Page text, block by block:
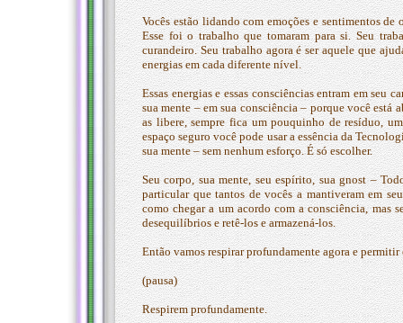
Vocês estão lidando com emoções e sentimentos
Esse foi o trabalho que tomaram para si. Seu
curandeiro. Seu trabalho agora é ser aquele que
energias em cada diferente nível.
Essas energias e essas consciências entram em seu
sua mente – em sua consciência – porque você está
as libere, sempre fica um pouquinho de resíduo,
espaço seguro você pode usar a essência da
sua mente – sem nenhum esforço. É só escolher.
Seu corpo, sua mente, seu espírito, sua gnost –
particular que tantos de vocês a mantiveram em
como chegar a um acordo com a consciência, mas
desequilíbrios e retê-los e armazená-los.
Então vamos respirar profundamente agora e
(pausa)
Respirem profundamente.